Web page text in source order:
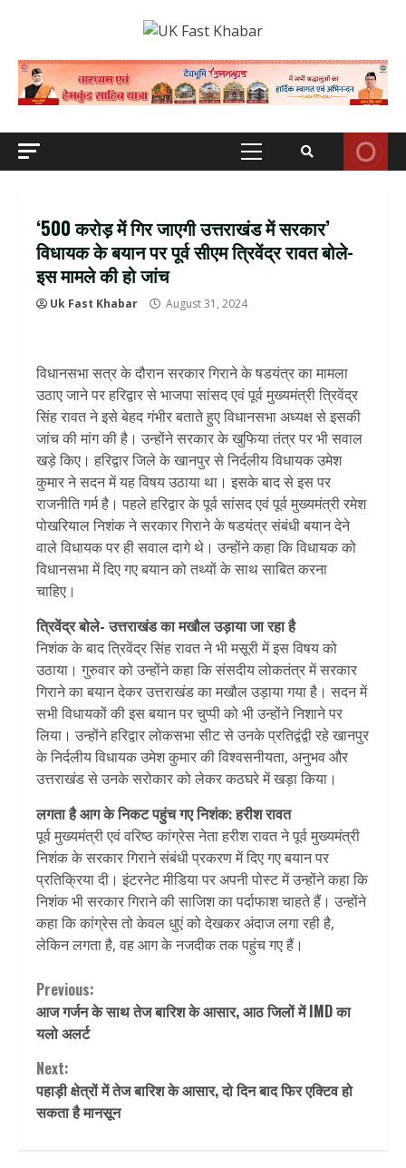
Primary
‘500 करोड़ में गिर जाएगी उत्तराखंड में सरकार’
विधायक के बयान पर पूर्व सीएम त्रिवेंद्र रावत बोले-
इस मामले की हो जांच
Uk Fast Khabar August 31, 2024
विधानसभा सत्र के दौरान सरकार गिराने के षडयंत्र का मामला
उठाए जाने पर हरिद्वार से भाजपा सांसद एवं पूर्व मुख्यमंत्री त्रिवेंद्र
सिंह रावत ने इसे बेहद गंभीर बताते हुए विधानसभा अध्यक्ष से इसकी
जांच की मांग की है। उन्होंने सरकार के खुफिया तंत्र पर भी सवाल
खड़े किए। हरिद्वार जिले के खानपुर से निर्दलीय विधायक उमेश
कुमार ने सदन में यह विषय उठाया था। इसके बाद से इस पर
राजनीति गर्म है। पहले हरिद्वार के पूर्व सांसद एवं पूर्व मुख्यमंत्री रमेश
पोखरियाल निशंक ने सरकार गिराने के षडयंत्र संबंधी बयान देने
वाले विधायक पर ही सवाल दागे थे। उन्होंने कहा कि विधायक को
विधानसभा में दिए गए बयान को तथ्यों के साथ साबित करना
चाहिए।
त्रिवेंद्र बोले- उत्तराखंड का मखौल उड़ाया जा रहा है
निशंक के बाद त्रिवेंद्र सिंह रावत ने भी मसूरी में इस विषय को
उठाया। गुरुवार को उन्होंने कहा कि संसदीय लोकतंत्र में सरकार
गिराने का बयान देकर उत्तराखंड का मखौल उड़ाया गया है। सदन में
सभी विधायकों की इस बयान पर चुप्पी को भी उन्होंने निशाने पर
लिया। उन्होंने हरिद्वार लोकसभा सीट से उनके प्रतिद्वंद्वी रहे खानपुर
के निर्दलीय विधायक उमेश कुमार की विश्वसनीयता, अनुभव और
उत्तराखंड से उनके सरोकार को लेकर कठघरे में खड़ा किया।
लगता है आग के निकट पहुंच गए निशंक: हरीश रावत
पूर्व मुख्यमंत्री एवं वरिष्ठ कांग्रेस नेता हरीश रावत ने पूर्व मुख्यमंत्री
निशंक के सरकार गिराने संबंधी प्रकरण में दिए गए बयान पर
प्रतिक्रिया दी। इंटरनेट मीडिया पर अपनी पोस्ट में उन्होंने कहा कि
निशंक भी सरकार गिराने की साजिश का पर्दाफाश चाहते हैं। उन्होंने
कहा कि कांग्रेस तो केवल धुएं को देखकर अंदाज लगा रही है,
लेकिन लगता है, वह आग के नजदीक तक पहुंच गए हैं।
Continue
Reading
Previous:
आज गर्जन के साथ तेज बारिश के आसार, आठ जिलों में IMD का
यलो अलर्ट
Next:
पहाड़ी क्षेत्रों में तेज बारिश के आसार, दो दिन बाद फिर एक्टिव हो
सकता है मानसून